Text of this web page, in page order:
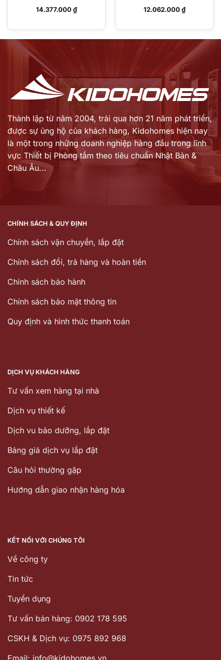
14.377.000₫
12.062.000₫
Thành lập từ năm 2004, trải qua hơn 21 năm phát triển,
được sự ủng hộ của khách hàng, Kidohomes hiện nay
là một trong những doanh nghiệp hàng đầu trong lĩnh
vực Thiết bị Phòng tắm theo tiêu chuẩn Nhật Bản &
Châu Âu...
CHÍNH SÁCH & QUY ĐỊNH
Chính sách vận chuyển, lắp đặt
Chính sách đổi, trả hàng và hoàn tiền
Chinh sách bảo hành
Chính sách bảo mật thông tin
Quy định và hình thức thanh toán
DỊCH VỤ KHÁCH HÀNG
Tư vấn xem hàng tại nhà
Dịch vụ thiết kế
Dịch vu bảo dưỡng, lắp đặt
Bảng giá dịch vụ lắp đặt
Câu hỏi thường gặp
Hướng dẫn giao nhận hàng hóa
KẾT NỐI VỚI CHÚNG TÔI
Về công ty
Tin tức
Tuyển dụng
Tư vấn bán hàng: 0902 178 595
CSKH & Dịch vụ: 0975 892 968